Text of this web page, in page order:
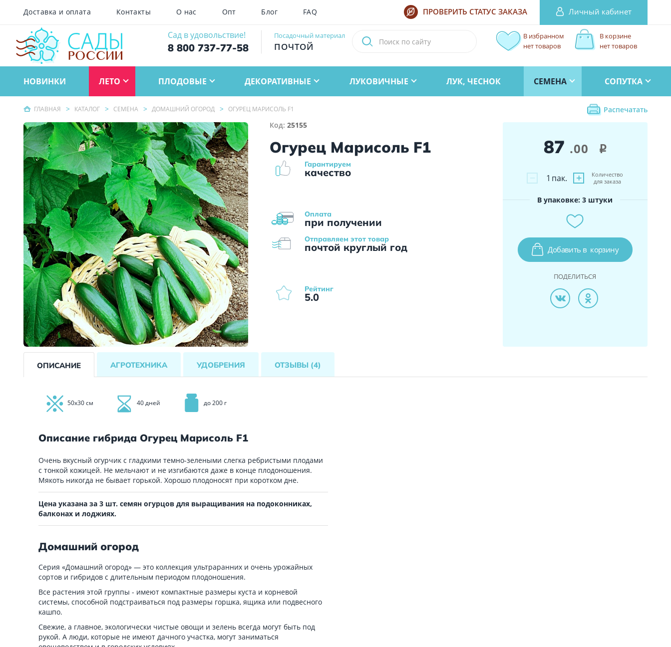
Доставка и оплата Контакты О нас Опт Блог FAQ ПРОВЕРИТЬ СТАТУС ЗАКАЗА Личный кабинет
Сад в удовольствие!
8 800 737-77-58
Посадочный материал
ПОЧТОЙ
В корзине
нет товаров
В избранном
нет товаров
НОВИНКИ ЛЕТО ПЛОДОВЫЕ ДЕКОРАТИВНЫЕ ЛУКОВИЧНЫЕ ЛУК, ЧЕСНОК СЕМЕНА СОПУТКА
ГЛАВНАЯ КАТАЛОГ СЕМЕНА ДОМАШНИЙ ОГОРОД ОГУРЕЦ МАРИСОЛЬ F1
Распечатать
Код:25155
Огурец Марисоль F1
Оплата
при получении
Гарантируем
качество
Отправляем этот товар
почтой круглый год
Рейтинг
5.0
87 .00 i
− +
1 пак.
Количество
для заказа
В упаковке: 3 штуки
Добавить в корзину
ПОДЕЛИТЬСЯ
ОПИСАНИЕ АГРОТЕХНИКА УДОБРЕНИЯ ОТЗЫВЫ (4)
50х30 см 40 дней до 200 г
Описание гибрида Огурец Марисоль F1
Очень вкусный огурчик с гладкими темно-зелеными слегка ребристыми плодами
с тонкой кожицей. Не мельчают и не изгибаются даже в конце плодоношения.
Мякоть никогда не бывает горькой. Хорошо плодоносят при коротком дне.
Цена указана за 3 шт. семян огурцов для выращивания на подоконниках,
балконах и лоджиях.
Домашний огород
Серия «Домашний огород» — это коллекция ультраранних и очень урожайных
сортов и гибридов с длительным периодом плодоношения.
Все растения этой группы - имеют компактные размеры куста и корневой
системы, способной подстраиваться под размеры горшка, ящика или подвесного
кашпо.
Свежие, а главное, экологически чистые овощи и зелень всегда могут быть под
рукой. А люди, которые не имеют дачного участка, могут заниматься